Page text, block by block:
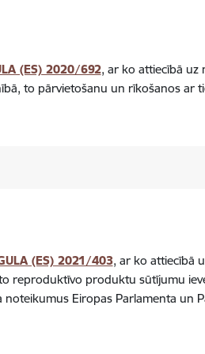
(ES) 2020/692, ar ko attiecībā
to pārvietošanu un rīkošanos ar
(ES) 2021/403, ar ko attiecībā
reproduktīvo produktu sūtījumu
Eiropas Parlamenta un